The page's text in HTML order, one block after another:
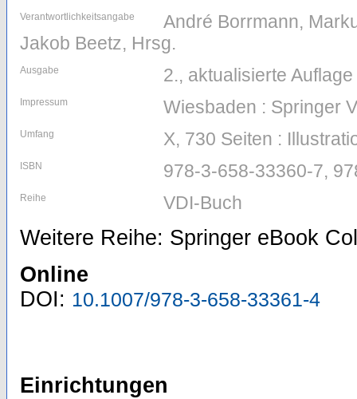
Verantwortlichkeitsangabe
André Borrmann,
Jakob Beetz, Hrsg.
Ausgabe 2., aktualisierte Auflage
Impressum Wiesbaden : Springer
Umfang X, 730 Seiten :
ISBN 978-3-658-33360-7,
Reihe VDI-Buch
Weitere Reihe: Springer eBook
Online
DOI: 10.1007/978-3-658-33361-4
Einrichtungen